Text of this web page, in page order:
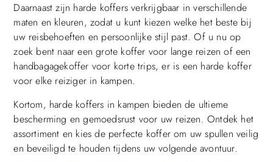
Daarnaast zijn harde koffers verkrijgbaar in verschillende
maten en kleuren, zodat u kunt kiezen welke het beste bij
uw reisbehoeften en persoonlijke stijl past. Of u nu op
zoek bent naar een grote koffer voor lange reizen of een
handbagagekoffer voor korte trips, er is een harde koffer
voor elke reiziger in kampen.
Kortom, harde koffers in kampen bieden de ultieme
bescherming en gemoedsrust voor uw reizen. Ontdek het
assortiment en kies de perfecte koffer om uw spullen veilig
en beveiligd te houden tijdens uw volgende avontuur.